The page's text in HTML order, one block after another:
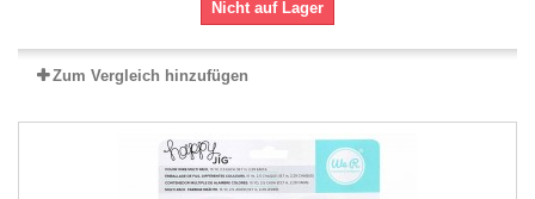
Nicht auf Lager
Zum Vergleich hinzufügen